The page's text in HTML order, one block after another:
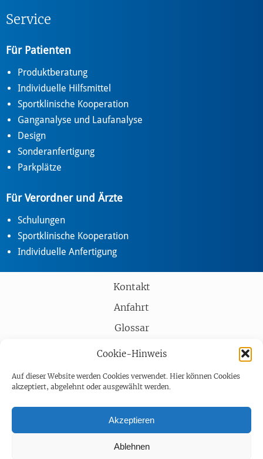
Cookie-Hinweis
Auf dieser Website werden Cookies verwendet. Hier können Cookies
akzeptiert, abgelehnt oder ausgewählt werden.
Akzeptieren
Ablehnen
Service
Für Patienten
Produktberatung
Individuelle Hilfsmittel
Sportklinische Kooperation
Ganganalyse und Laufanalyse
Design
Sonderanfertigung
Parkplätze
Für Verordner und Ärzte
Schulungen
Sportklinische Kooperation
Individuelle Anfertigung
Kontakt
Anfahrt
Glossar
Partner
Impressum
Datenschutz
Barrierefreiheit